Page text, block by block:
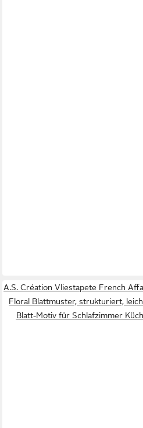
A.S. Création Vliestapete French
Floral Blattmuster, strukturiert,
Blatt-Motiv für Schlafzimmer